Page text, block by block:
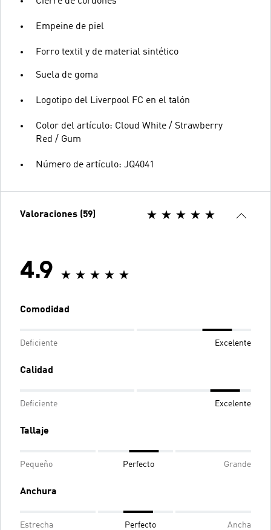
Empeine de piel
Forro textil y de material sintético
Suela de goma
Logotipo del Liverpool FC en el talón
Color del artículo: Cloud White / Strawberry
Red / Gum
Número de artículo: JQ4041
Valoraciones (59)
4.9
Comodidad
Deficiente Excelente
Calidad
Deficiente Excelente
Tallaje
Pequeño Perfecto Grande
Anchura
Estrecha Perfecto Ancha